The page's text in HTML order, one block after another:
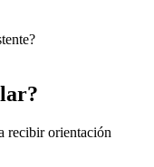
recibir orientación